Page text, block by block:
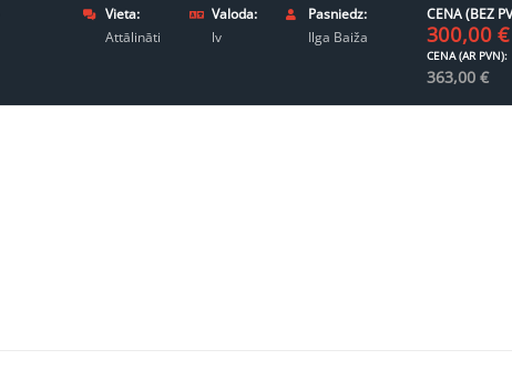
Vieta:
Attālināti
Valoda:
lv
Pasniedz:
Ilga Baiža
CENA (BEZ
300,00 €
CENA (AR PVN):
363,00 €